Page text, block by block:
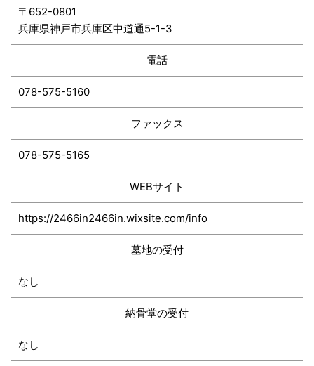
〒652-0801
兵庫県神戸市​兵庫区中道通5-1-3
電話
078-575-5160
ファックス
078-575-5165
WEBサイト
https://2466in2466in.wixsite.com/info
墓地の受付
なし
納骨堂の受付
なし